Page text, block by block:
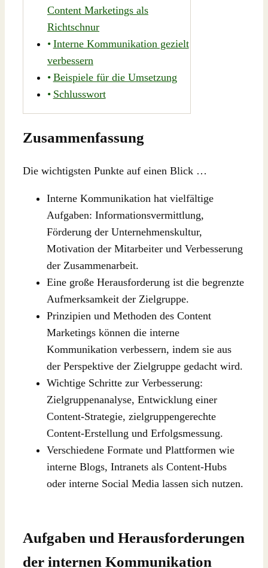
Content Marketings als
Richtschnur
Interne Kommunikation gezielt
verbessern
Beispiele für die Umsetzung
Schlusswort
Zusammenfassung
Die wichtigsten Punkte auf einen Blick …
Interne Kommunikation hat vielfältige
Aufgaben: Informationsvermittlung,
Förderung der Unternehmenskultur,
Motivation der Mitarbeiter und Verbesserung
der Zusammenarbeit.
Eine große Herausforderung ist die begrenzte
Aufmerksamkeit der Zielgruppe.
Prinzipien und Methoden des Content
Marketings können die interne
Kommunikation verbessern, indem sie aus
der Perspektive der Zielgruppe gedacht wird.
Wichtige Schritte zur Verbesserung:
Zielgruppenanalyse, Entwicklung einer
Content-Strategie, zielgruppengerechte
Content-Erstellung und Erfolgsmessung.
Verschiedene Formate und Plattformen wie
interne Blogs, Intranets als Content-Hubs
oder interne Social Media lassen sich nutzen.
Aufgaben und Herausforderungen
der internen Kommunikation